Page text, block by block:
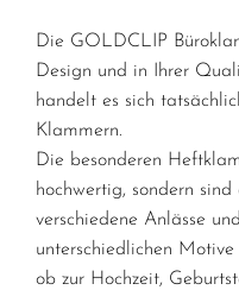
Die GOLDCLIP
Design und in Ihrer
handelt es sich
Klammern.
Die besonderen
hochwertig, sondern
verschiedene Anlässe
unterschiedlichen
ob zur Hochzeit,